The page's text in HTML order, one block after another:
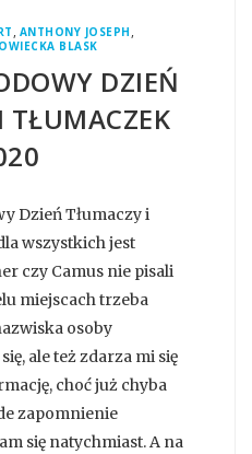
, ANTHONY JOSEPH ,
BLASK
DZIEŃ
TŁUMACZEK
Dzień Tłumaczy i
wszystkich jest
czy Camus nie pisali
miejscach trzeba
osoby
ale też zdarza mi się
choć już chyba
zapomnienie
się natychmiast. A na